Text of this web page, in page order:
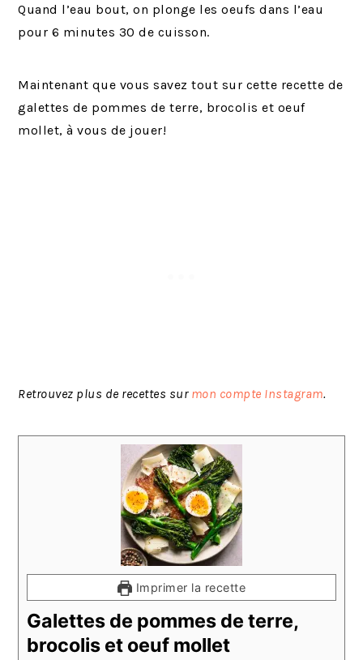
Quand l’eau bout, on plonge les oeufs dans l’eau
pour 6 minutes 30 de cuisson.
Maintenant que vous savez tout sur cette recette de
galettes de pommes de terre, brocolis et oeuf
mollet, à vous de jouer!
Retrouvez plus de recettes sur mon compte Instagram.
Imprimer la recette
Galettes de pommes de terre,
brocolis et oeuf mollet